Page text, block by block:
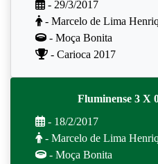
- 29/3/2017
- Marcelo de Lima
- Moça Bonita
- Carioca 2017
Fluminense 3 X
- 18/2/2017
- Marcelo de Lima
- Moça Bonita